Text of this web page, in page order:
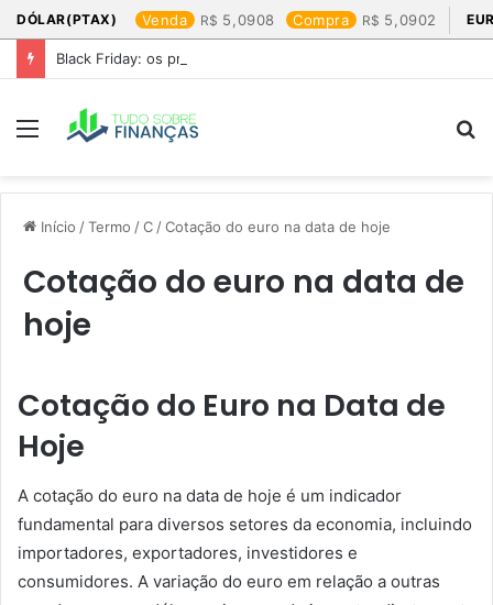
DÓLAR(PTAX) Venda 5,0908 Compra 5,0902
Black Friday: os produtos que mais valem a pena
Menu
Início /Termo /C /Cotação do euro na data de hoje​
Cotação do euro na data de
hoje​
Cotação do Euro na Data de
Hoje
A cotação do euro na data de hoje é um indicador
fundamental para diversos setores da economia, incluindo
importadores, exportadores, investidores e
consumidores. A variação do euro em relação a outras